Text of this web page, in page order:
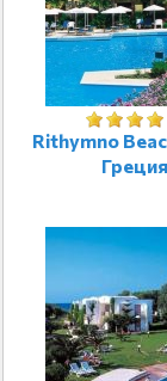
Rithymno
Греция